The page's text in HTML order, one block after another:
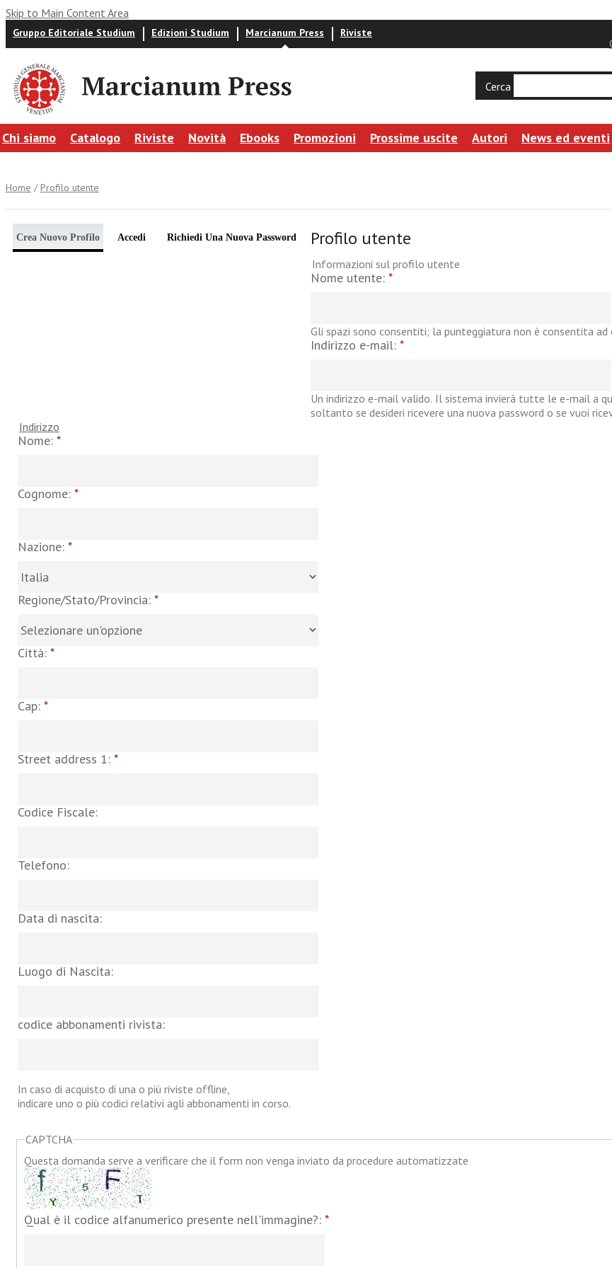
Skip to Main Content Area
Gruppo Editoriale Studium Edizioni Studium Marcianum Press Riviste
Cerca
Chi siamo Catalogo Riviste Novità Ebooks Promozioni Prossime uscite Autori News ed eventi
Home / Profilo utente
Crea Nuovo Profilo Accedi Richiedi Una Nuova Password Profilo utente
Informazioni sul profilo utente
Nome utente: *
Gli spazi sono consentiti; la punteggiatura non è consentita
Indirizzo e-mail: *
Un indirizzo e-mail valido. Il sistema invierà tutte le e-mail a
soltanto se desideri ricevere una nuova password o se vuoi
Indirizzo
Nome: *
Cognome: *
Nazione: *
Regione/Stato/Provincia: *
Città: *
Cap: *
Street address 1: *
Codice Fiscale:
Telefono:
Data di nascita:
Luogo di Nascita:
codice abbonamenti rivista:
In caso di acquisto di una o più riviste offline,
indicare uno o più codici relativi agli abbonamenti in corso.
CAPTCHA
Questa domanda serve a verificare che il form non venga inviato da procedure automatizzate
Qual è il codice alfanumerico presente nell'immagine?: *